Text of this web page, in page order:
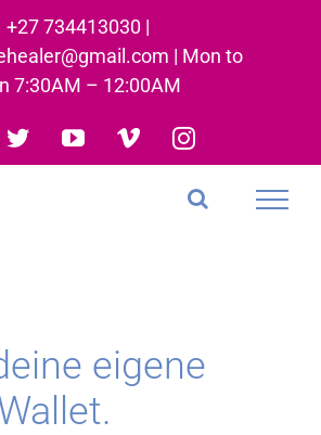
+27 734413030 |
| Mon to
7:30AM – 12:00AM
TwitterYouTubeVimeoInstagram
eigene